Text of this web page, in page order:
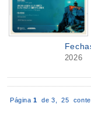
2026
Página 1 de 3,25